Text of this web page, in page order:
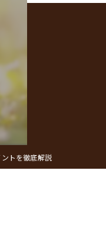
トを徹底解説